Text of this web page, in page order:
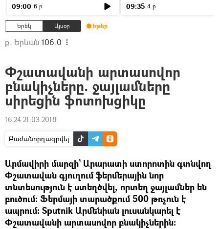
09:00 6 ր 09:35 4 ր
Երեկ Այսօր Եթեր
ք. Երևան 106.0
Փշատավանի արտասովոր
բնակիչները. ջայլամները
սիրեցին ֆոտոխցիկը
16:24 21.03.2018
Բաժանորդագրվել
Արմավիրի մարզի` Արարատի ստորոտին գտնվող
Փշատավան գյուղում ֆերմերային նոր
տնտեսություն է ստեղծվել, որտեղ ջայլամներ են
բուծում։ Ֆերմայի տարածքում 500 թռչուն է
ապրում։ Sputnik Արմենիան լուսանկարել է
Փշատավանի արտասովոր բնակիչներին։